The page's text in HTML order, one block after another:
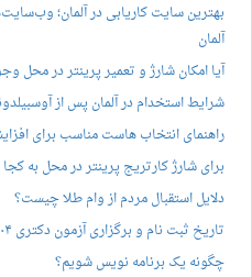
بهترین سایت کاریابی در آلمان؛
آلمان
آیا امکان شارژ و تعمیر پرینتر در محل
شرایط استخدام در آلمان پس از
راهنمای انتخاب هاست مناسب برای
برای شارژ کارتریج پرینتر در محل به
دلایل استقبال مردم از وام طلا چیست؟
تاریخ ثبت نام و برگزاری آزمون دکتری ۱۴۰۴
چگونه یک برنامه نویس شویم؟